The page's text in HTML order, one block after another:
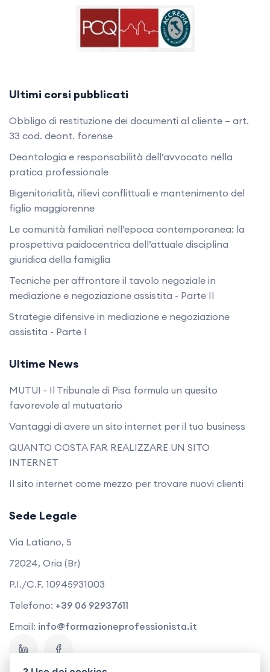
Ultimi corsi pubblicati
Obbligo di restituzione dei documenti al cliente – art.
33 cod. deont. forense
Deontologia e responsabilità dell’avvocato nella
pratica professionale
Bigenitorialità, rilievi conflittuali e mantenimento del
figlio maggiorenne
Le comunità familiari nell’epoca contemporanea: la
prospettiva paidocentrica dell’attuale disciplina
giuridica della famiglia
Tecniche per affrontare il tavolo negoziale in
mediazione e negoziazione assistita - Parte II
Strategie difensive in mediazione e negoziazione
assistita - Parte I
Ultime News
MUTUI - Il Tribunale di Pisa formula un quesito
favorevole al mutuatario
Vantaggi di avere un sito internet per il tuo business
QUANTO COSTA FAR REALIZZARE UN SITO
INTERNET
Il sito internet come mezzo per trovare nuovi clienti
Sede Legale
Via Latiano, 5
72024, Oria (Br)
P.I./C.F. 10945931003
Telefono: +39 06 92937611
Email: info@formazioneprofessionista.it